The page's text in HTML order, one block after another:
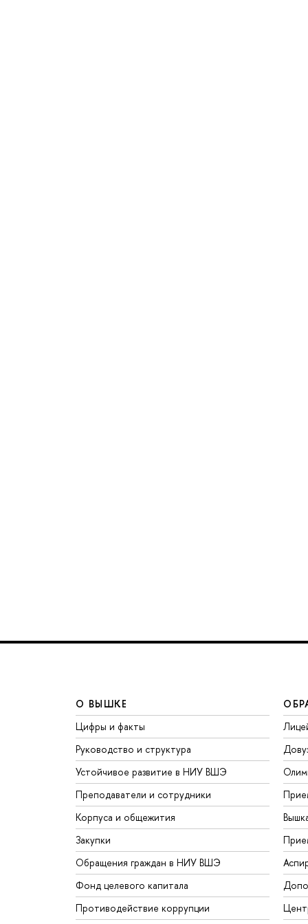
О ВЫШКЕ
Цифры и факты
Руководство и структура
Устойчивое развитие в НИУ ВШЭ
Преподаватели и сотрудники
Корпуса и общежития
Закупки
Обращения граждан в НИУ ВШЭ
Фонд целевого капитала
Противодействие коррупции